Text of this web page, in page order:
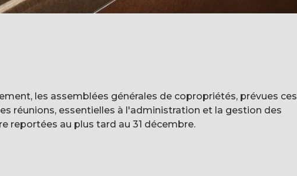
les assemblées générales de copropriétés, prévues ces
réunions, essentielles à l'administration et la gestion des
reportées au plus tard au 31 décembre.